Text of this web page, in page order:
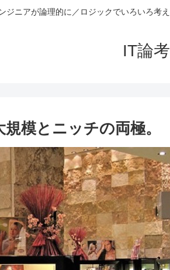
ジニアが論理的に／ロジックでいろいろ考
IT論
模とニッチの両極。